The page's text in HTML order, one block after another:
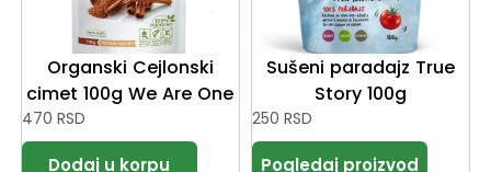
Organski Cejlonski
cimet 100g We Are One
470 RSD
Sušeni paradajz True
Story 100g
250 RSD